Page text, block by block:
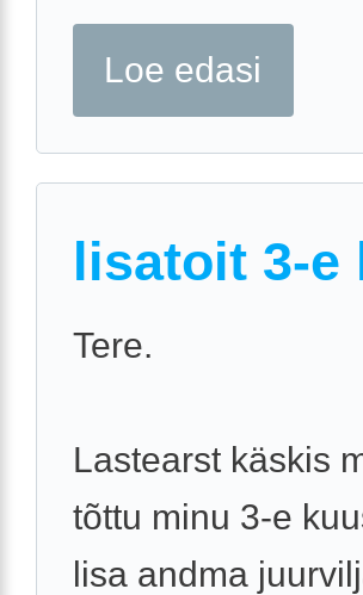
Loe edasi
lisatoit 3-e
Tere.
Lastearst käskis
tõttu minu 3-e
lisa andma